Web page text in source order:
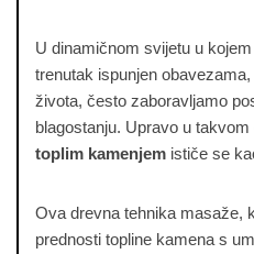
U dinamičnom svijetu u
trenutak ispunjen
života, često zaboravljamo
blagostanju. Upravo u
toplim kamenjem ističe se
Ova drevna tehnika masaže,
prednosti topline kamena s